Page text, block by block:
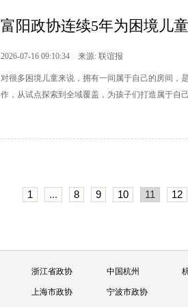
富阳政协连续5年为困境儿
2026-07-16 09:10:34 来源: 联谊报
对很多困境儿童来说，拥有一间属于自己的房间，
作，从试点探索到全域覆盖，为孩子们打造属于自己
1 ... 8 9 10 11 12
浙江省政协 中国杭州
上海市政协 宁波市政协